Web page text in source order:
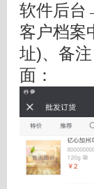
软件后台
客户档案
址)、备
面：